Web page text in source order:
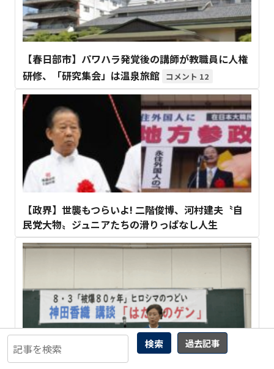
検索 過去記事
【春日部市】パワハラ発覚後の講師が教職員に人権
研修、「研究集会」は温泉旅館
12
【政界】世襲もつらいよ! 二階俊博、河村建夫〝自
民党大物〟ジュニアたちの滑りっぱなし人生
全国連「8・3ヒロシマのつどい」で講談師・神田香